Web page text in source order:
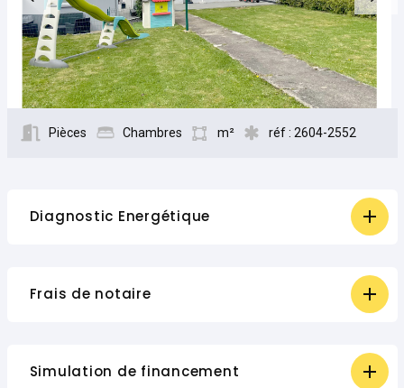
Pièces Chambres m² réf : 2604-2552
Diagnostic Energétique
Frais de notaire
Simulation de financement